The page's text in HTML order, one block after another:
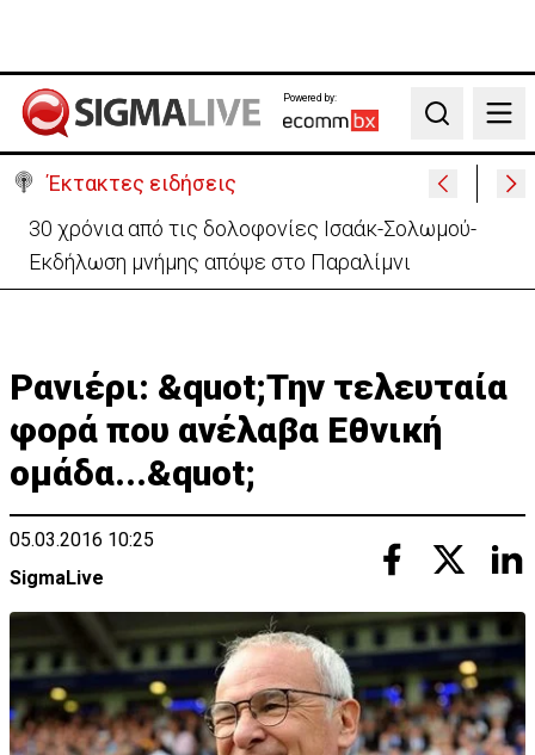
Powered by:
Search
Έκτακτες ειδήσεις
30 χρόνια από τις δολοφονίες Ισαάκ-Σολωμού-
Εκδήλωση μνήμης απόψε στο Παραλίμνι
Ρανιέρι: &quot;Την τελευταία
φορά που ανέλαβα Εθνική
ομάδα...&quot;
05.03.2016 10:25
SigmaLive